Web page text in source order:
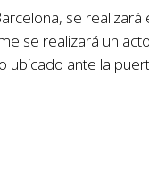
se
se realizará un
ubicado ante la